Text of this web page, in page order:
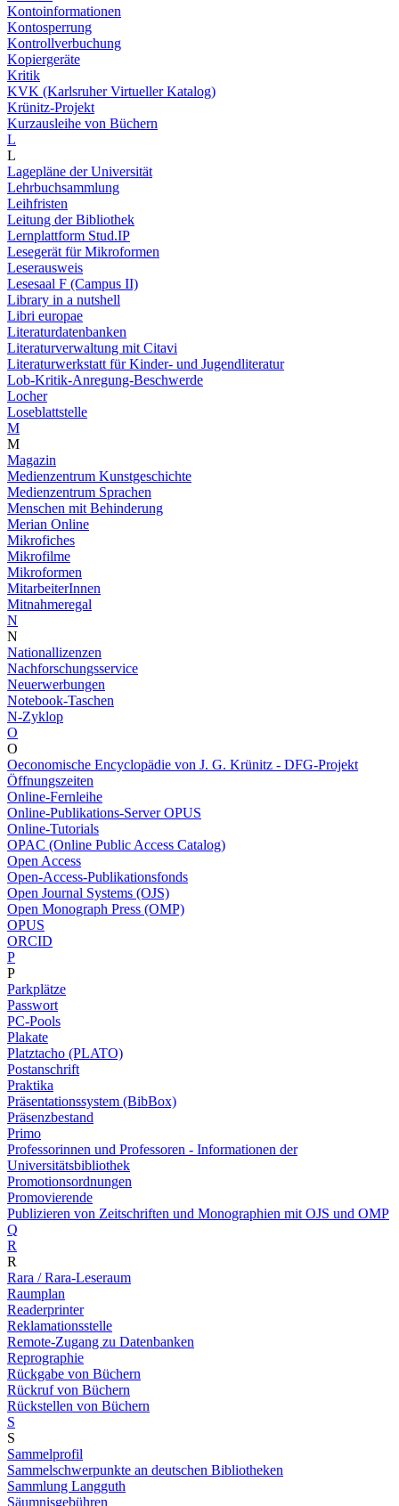
Kontoinformationen
Kontosperrung
Kontrollverbuchung
Kopiergeräte
Kritik
KVK (Karlsruher Virtueller Katalog)
Krünitz-Projekt
Kurzausleihe von Büchern
L
L
Lagepläne der Universität
Lehrbuchsammlung
Leihfristen
Leitung der Bibliothek
Lernplattform Stud.IP
Lesegerät für Mikroformen
Leserausweis
Lesesaal F (Campus II)
Library in a nutshell
Libri europae
Literaturdatenbanken
Literaturverwaltung mit Citavi
Literaturwerkstatt für Kinder- und Jugendliteratur
Lob-Kritik-Anregung-Beschwerde
Locher
Loseblattstelle
M
M
Magazin
Medienzentrum Kunstgeschichte
Medienzentrum Sprachen
Menschen mit Behinderung
Merian Online
Mikrofiches
Mikrofilme
Mikroformen
MitarbeiterInnen
Mitnahmeregal
N
N
Nationallizenzen
Nachforschungsservice
Neuerwerbungen
Notebook-Taschen
N-Zyklop
O
O
Oeconomische Encyclopädie von J. G. Krünitz - DFG-Projekt
Öffnungszeiten
Online-Fernleihe
Online-Publikations-Server OPUS
Online-Tutorials
OPAC (Online Public Access Catalog)
Open Access
Open-Access-Publikationsfonds
Open Journal Systems (OJS)
Open Monograph Press (OMP)
OPUS
ORCID
P
P
Parkplätze
Passwort
PC-Pools
Plakate
Platztacho (PLATO)
Postanschrift
Praktika
Präsentationssystem (BibBox)
Präsenzbestand
Primo
Professorinnen und Professoren - Informationen der
Universitätsbibliothek
Promotionsordnungen
Promovierende
Publizieren von Zeitschriften und Monographien mit OJS und OMP
Q
R
R
Rara / Rara-Leseraum
Raumplan
Readerprinter
Reklamationsstelle
Remote-Zugang zu Datenbanken
Reprographie
Rückgabe von Büchern
Rückruf von Büchern
Rückstellen von Büchern
S
S
Sammelprofil
Sammelschwerpunkte an deutschen Bibliotheken
Sammlung Langguth
Säumnisgebühren